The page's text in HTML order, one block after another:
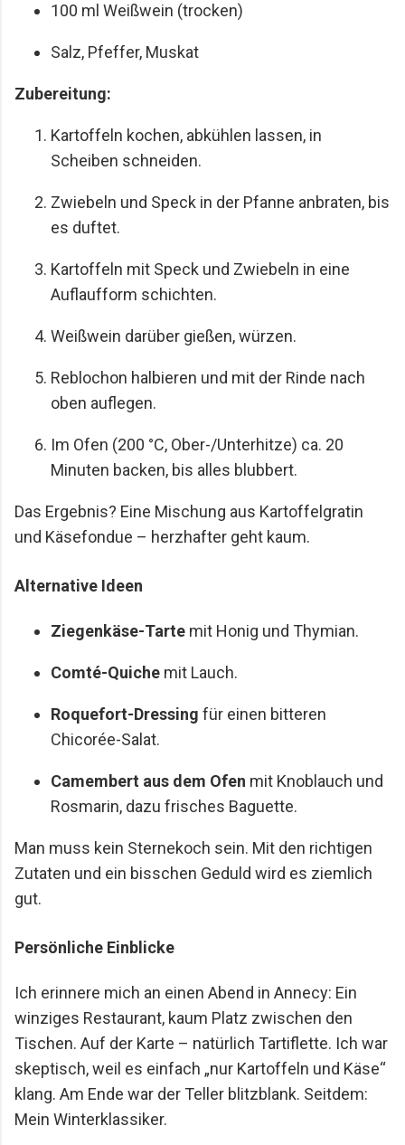
100 ml Weißwein (trocken)
Salz, Pfeffer, Muskat
Zubereitung:
Kartoffeln kochen, abkühlen lassen, in
Scheiben schneiden.
Zwiebeln und Speck in der Pfanne anbraten, bis
es duftet.
Kartoffeln mit Speck und Zwiebeln in eine
Auflaufform schichten.
Weißwein darüber gießen, würzen.
Reblochon halbieren und mit der Rinde nach
oben auflegen.
Im Ofen (200 °C, Ober-/Unterhitze) ca. 20
Minuten backen, bis alles blubbert.
Das Ergebnis? Eine Mischung aus Kartoffelgratin
und Käsefondue – herzhafter geht kaum.
Alternative Ideen
Ziegenkäse-Tarte mit Honig und Thymian.
Comté-Quiche mit Lauch.
Roquefort-Dressing für einen bitteren
Chicorée-Salat.
Camembert aus dem Ofen mit Knoblauch und
Rosmarin, dazu frisches Baguette.
Man muss kein Sternekoch sein. Mit den richtigen
Zutaten und ein bisschen Geduld wird es ziemlich
gut.
Persönliche Einblicke
Ich erinnere mich an einen Abend in Annecy: Ein
winziges Restaurant, kaum Platz zwischen den
Tischen. Auf der Karte – natürlich Tartiflette. Ich war
skeptisch, weil es einfach „nur Kartoffeln und Käse“
klang. Am Ende war der Teller blitzblank. Seitdem:
Mein Winterklassiker.